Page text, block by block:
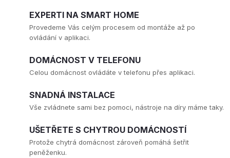
EXPERTI NA SMART HOME
Provedeme Vás celým procesem od montáže až po
ovládání v aplikaci.
DOMÁCNOST V TELEFONU
Celou domácnost ovládáte v telefonu přes aplikaci.
SNADNÁ INSTALACE
Vše zvládnete sami bez pomoci, nástroje na díry máme taky.
UŠETŘETE S CHYTROU DOMÁCNOSTÍ
Protože chytrá domácnost zároveň pomáhá šetřit
peněženku.